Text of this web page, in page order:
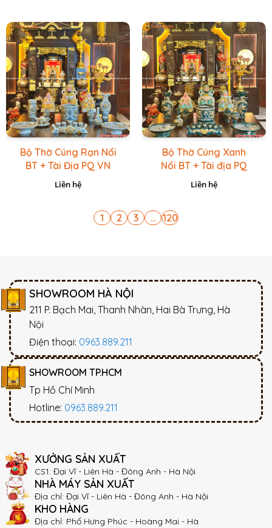
Bộ Thờ Cúng Rạn Nổi
BT + Tài Địa PQ VN
Vàng Caro
Liên hệ
Bộ Thờ Cúng Xanh
Nổi BT + Tài địa PQ
VN Xanh Lục
Liên hệ
1 2 3 ... 120
SHOWROOM HÀ NỘI
211 P. Bạch Mai, Thanh Nhàn, Hai Bà Trưng, Hà
Nội
Điện thoại: 0963.889.211
SHOWROOM TP.HCM
Tp Hồ Chí Minh
Hotline: 0963.889.211
XƯỞNG SẢN XUẤT
CS1: Đại Vĩ - Liên Hà - Đông Anh - Hà Nội
NHÀ MÁY SẢN XUẤT
Địa chỉ: Đại Vĩ - Liên Hà - Đông Anh - Hà Nội
KHO HÀNG
Địa chỉ: Phố Hưng Phúc - Hoàng Mai - Hà